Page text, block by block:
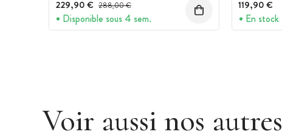
229,90 € Prix avant réduction :
288,00 €
Disponible sous 4 sem.
119,90 €
En stock
Voir aussi nos autres